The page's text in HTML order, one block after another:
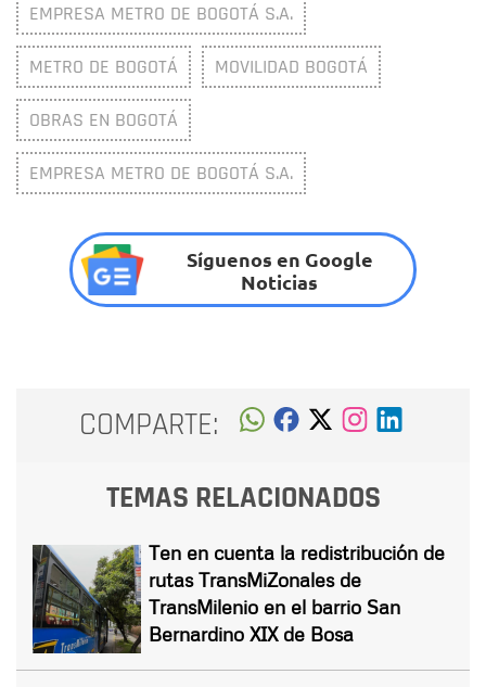
EMPRESA METRO DE BOGOTÁ S.A.
METRO DE BOGOTÁ MOVILIDAD BOGOTÁ
OBRAS EN BOGOTÁ
EMPRESA METRO DE BOGOTÁ S.A.
Síguenos en Google
Noticias
COMPARTE:
TEMAS RELACIONADOS
Ten en cuenta la redistribución de
rutas TransMiZonales de
TransMilenio en el barrio San
Bernardino XIX de Bosa